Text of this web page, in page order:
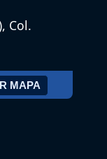
Col.
MAPA